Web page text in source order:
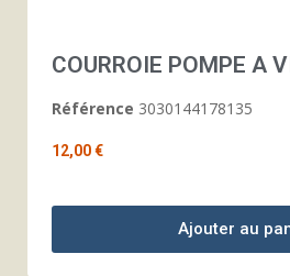
COURROIE POMPE A
Référence 3030144178135
12,00 €
Ajouter au